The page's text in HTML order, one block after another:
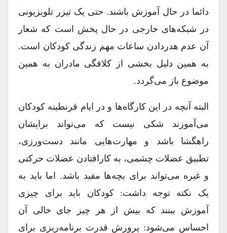
دائما در حال آموزش باشند. حتی یک تیزر تلویزیونی
در شبکه‌های خارجی در حال پخش است که شعار
آن عدم هدردادن ساعات مهم زندگی کودکان است.
به همین دلیل بخشی از کلافگی مادران به همین
موضوع باز می‌گردد.
البته آنچه در این کارگاه‌ها و در ایام قرنطینه کودکان
می‌آموزند شکی نیست که می‌تواند برایشان
راهگشا باشد و مهارت‌هایی مانند دست‌ورزی،
تطبیق عضلات چشمی، به کارافتادن عضلات حرکتی
و غیره می‌تواند برای بچه‌ها مفید باشد. اما باید به
یک نکته توجه داشت: کودکان باید برای چیزی
آموزش ببنند که بیش از هر چیز جای خالی آن
احساس می‌شود: پرورش قدرت برنامه‌ریزی برای